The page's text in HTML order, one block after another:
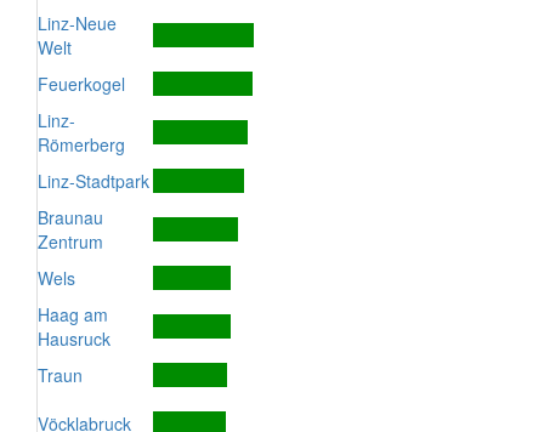
Linz-Neue
Welt
Feuerkogel
Linz-
Römerberg
Linz-Stadtpark
Braunau
Zentrum
Wels
Haag am
Hausruck
Traun
Vöcklabruck